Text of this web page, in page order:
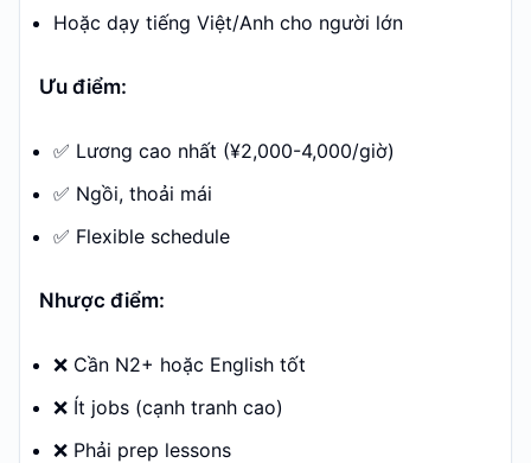
Hoặc dạy tiếng Việt/Anh cho người lớn
Ưu điểm:
✅ Lương cao nhất (¥2,000-4,000/giờ)
✅ Ngồi, thoải mái
✅ Flexible schedule
Nhược điểm:
❌ Cần N2+ hoặc English tốt
❌ Ít jobs (cạnh tranh cao)
❌ Phải prep lessons